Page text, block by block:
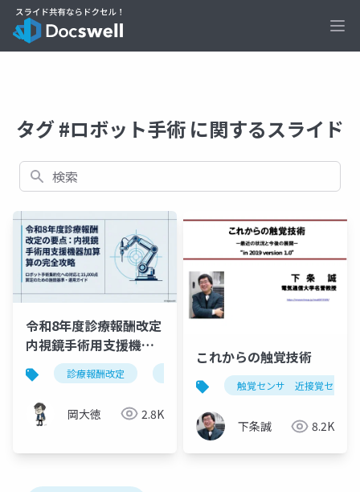
タグ #ロボット手術 に関するスライド
検索
令和8年度診療報酬改定
内視鏡手術用支援機器
加算の完全攻略
診療報酬改定 内視鏡手術用支援機
岡大徳 2.8K
これからの触覚技術
触覚センサ 近接覚セン
下条誠 8.2K